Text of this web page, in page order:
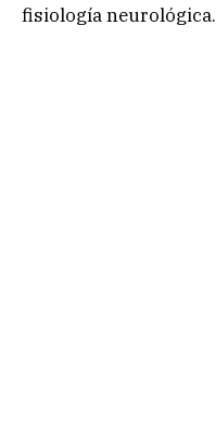
fisiología neurológica.